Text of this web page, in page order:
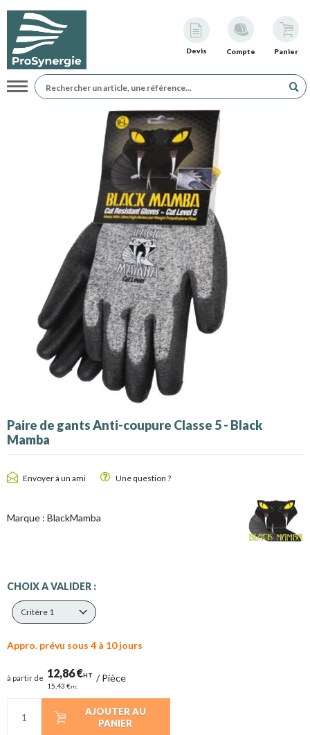
Devis Compte Panier
Navigation
Paire de gants Anti-coupure Classe 5 - Black
Mamba
Envoyer à un ami Une question ?
Marque : BlackMamba
CHOIX A VALIDER :
Critère 1
Appro. prévu sous 4 à 10 jours
à partir de 12,86 €HT
15,43 €TTC
/Pièce
AJOUTER AU
PANIER